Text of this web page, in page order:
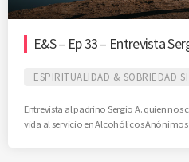
E&S – Ep 33 – Entrevista
ESPIRITUALIDAD & SOBRIEDAD
Entrevista al padrino Sergio A. quien
vida al servicio en Alcohólicos